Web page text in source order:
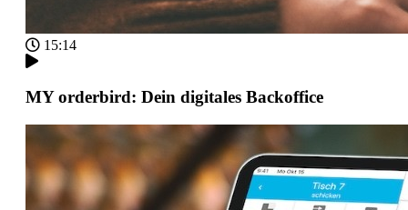
15:14
MY orderbird: Dein digitales Backoffice